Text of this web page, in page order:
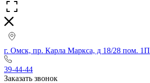
г. Омск, пр. Карла Маркса, д 18/28 пом. 1П
39-44-44
Заказать звонок